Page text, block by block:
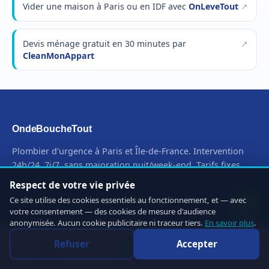
Vider une maison à Paris ou en IDF avec OnLeveTout
Devis ménage gratuit en 30 minutes par
CleanMonAppart
OndeBoucheTout
Plombier d'urgence à Paris et Île-de-France. Intervention
24h/24, 7j/7, sans majoration nuit/week-end. Tarifs fixes
annoncés à l'avance.
09 72 16 54 39
WhatsApp 01 83 64 43 45
contact@ondebouchetout.com
WhatsApp
Respect de votre vie privée
Ce site utilise des cookies essentiels au fonctionnement, et — avec
votre consentement — des cookies de mesure d'audience
anonymisée. Aucun cookie publicitaire ni traceur tiers. En savoir plus.
Refuser Accepter